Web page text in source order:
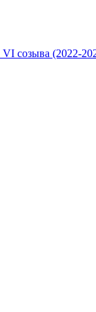
созыва (2022-